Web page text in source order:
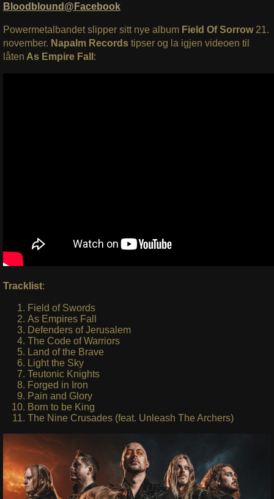
Bloodblound@Facebook
Powermetalbandet slipper sitt nye album Field Of Sorrow 21.
november. Napalm Recordstipser og la igjen videoen til
låten As Empire Fall :
Tracklist:
Field of Swords
As Empires Fall
Defenders of Jerusalem
The Code of Warriors
Land of the Brave
Light the Sky
Teutonic Knights
Forged in Iron
Pain and Glory
Born to be King
The Nine Crusades (feat. Unleash The Archers)